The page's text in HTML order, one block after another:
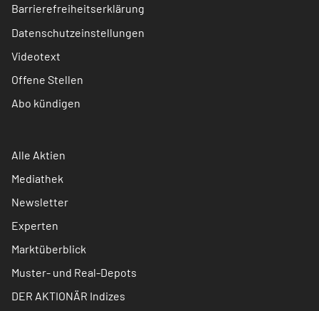
Barrierefreiheitserklärung
Datenschutzeinstellungen
Videotext
Offene Stellen
Abo kündigen
Alle Aktien
Mediathek
Newsletter
Experten
Marktüberblick
Muster- und Real-Depots
DER AKTIONÄR Indizes